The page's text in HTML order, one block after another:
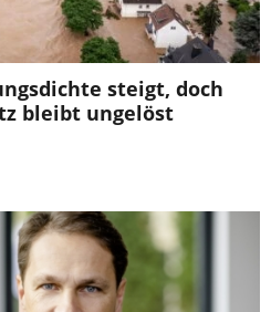
steigt, doch
bleibt ungelöst